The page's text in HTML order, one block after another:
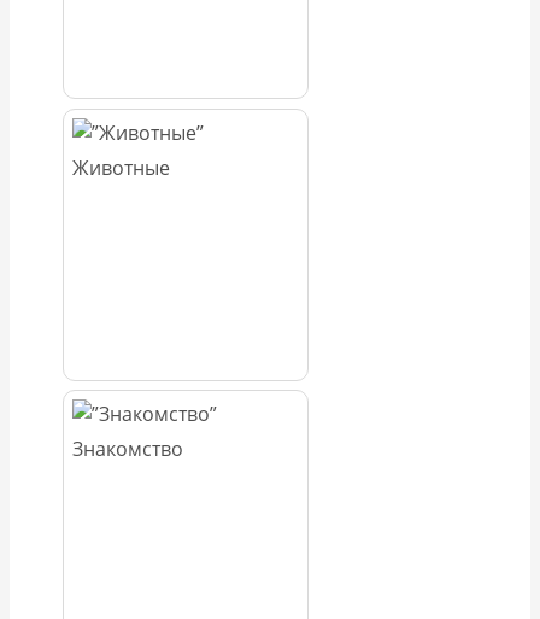
Животные
Знакомство